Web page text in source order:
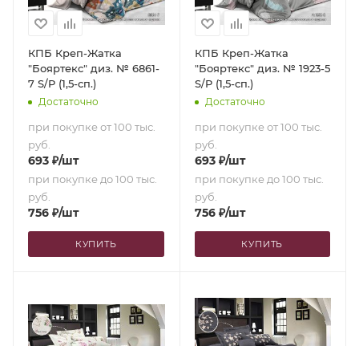
КПБ Креп-Жатка
"Бояртекс" диз. № 6861-
7 S/P (1,5-сп.)
Достаточно
при покупке от 100 тыс.
руб.
693 ₽/шт
при покупке до 100 тыс.
руб.
756 ₽/шт
КУПИТЬ
КПБ Креп-Жатка
"Бояртекс" диз. № 1923-5
S/P (1,5-сп.)
Достаточно
при покупке от 100 тыс.
руб.
693₽/шт
при покупке до 100 тыс.
руб.
756₽/шт
КУПИТЬ